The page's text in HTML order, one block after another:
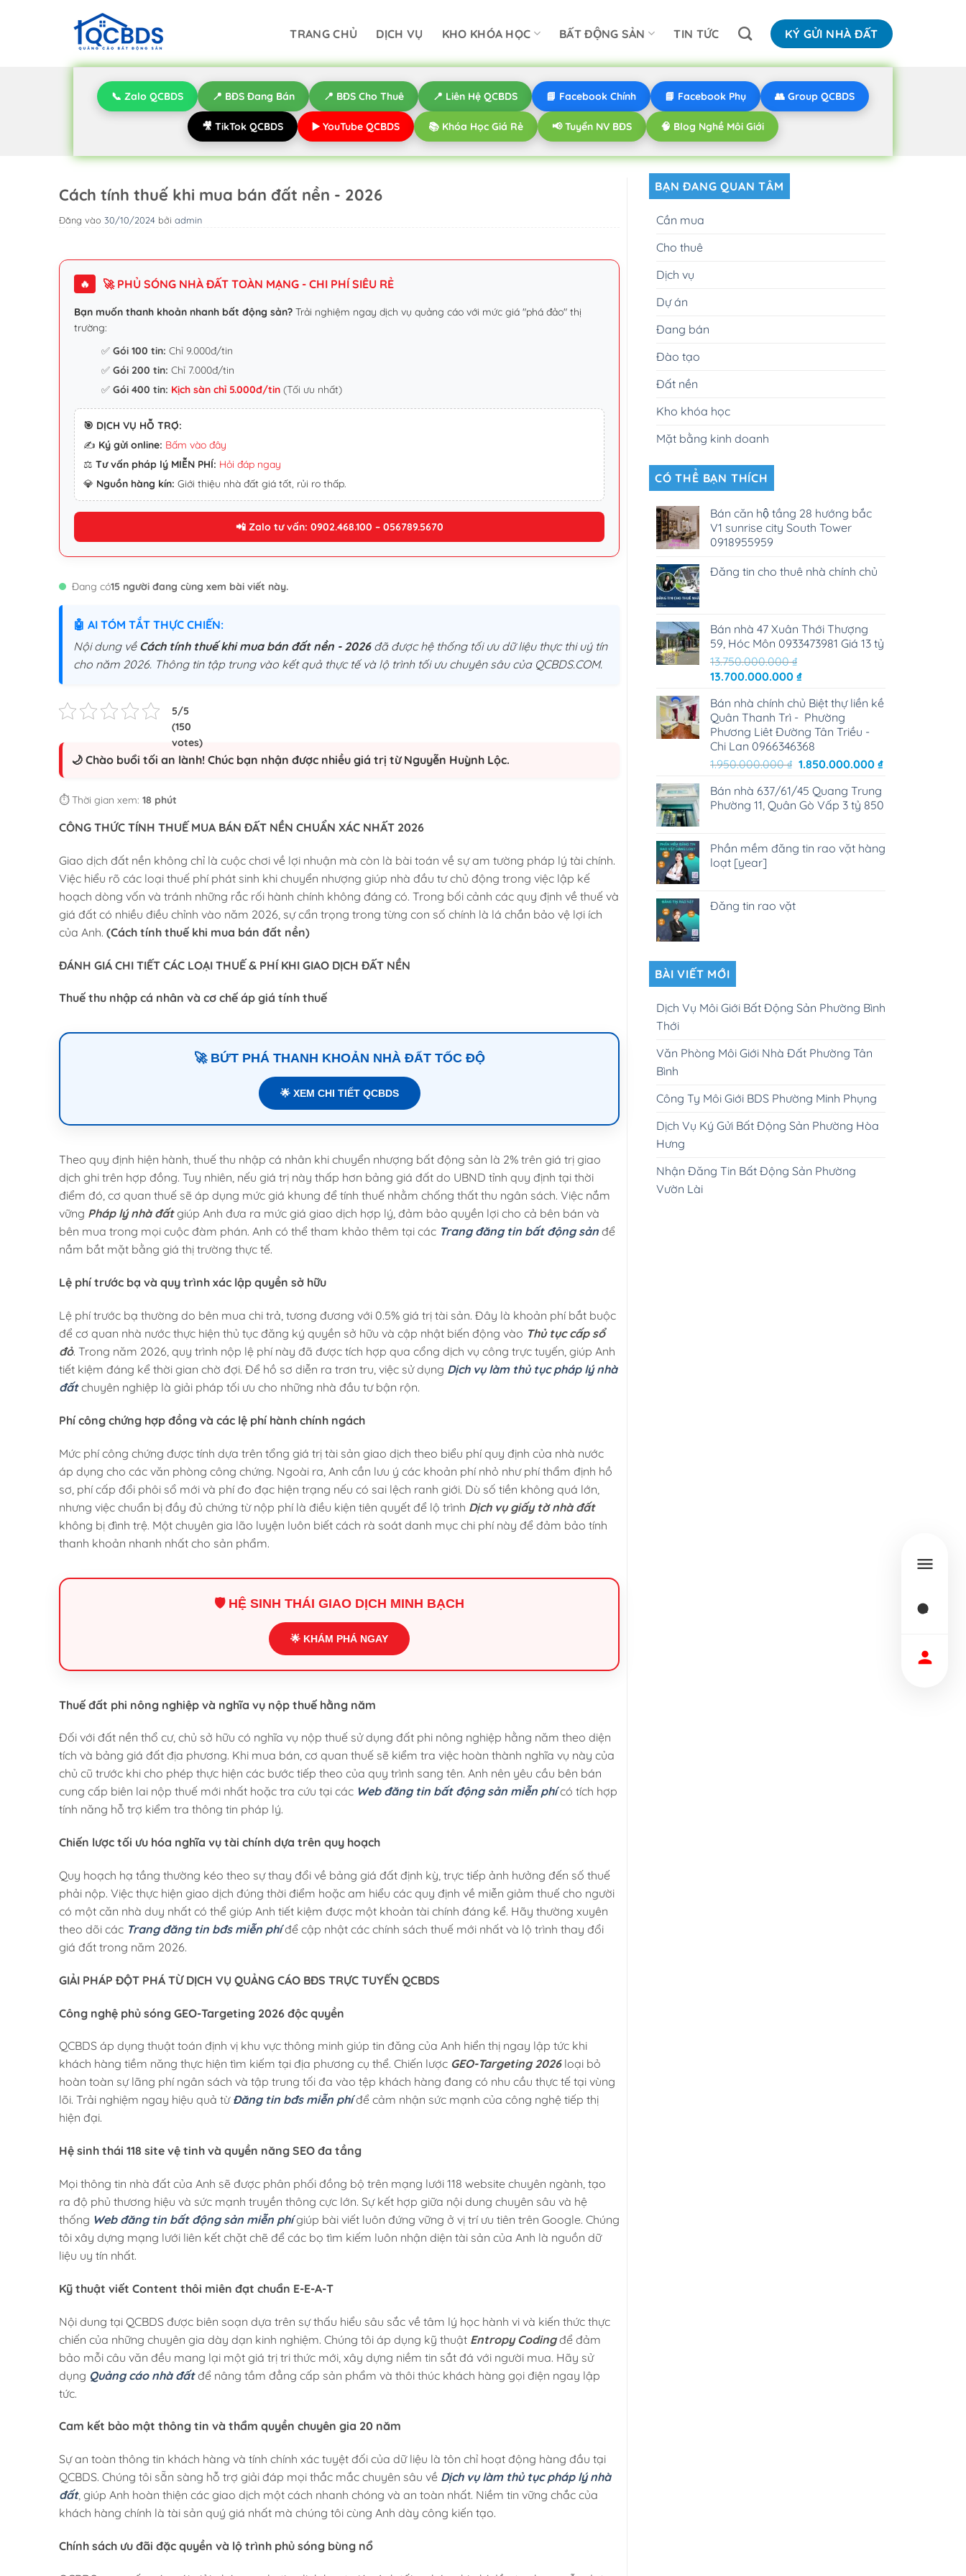
TRANG CHỦ DỊCH VỤ KHO KHÓA HỌC BẤT ĐỘNG SẢN TIN TỨC KÝ GỬI NHÀ ĐẤT
📞 Zalo QCBDS 📍 BĐS Đang Bán 📍 BĐS Cho Thuê 📍 Liên Hệ QCBDS 📘 Facebook Chính 📘 Facebook Phụ 👥 Group QCBDS
🎥 TikTok QCBDS ▶️ YouTube QCBDS 📚 Khóa Học Giá Rẻ 📢 Tuyển NV BĐS 🧠 Blog Nghề Môi Giới
Cách tính thuế khi mua bán đất nền - 2026
Đăng vào 30/10/2024 bởi admin
🔥 🚀 PHỦ SÓNG NHÀ ĐẤT TOÀN MẠNG - CHI PHÍ SIÊU RẺ
Bạn muốn thanh khoản nhanh bất động sản? Trải nghiệm ngay dịch vụ quảng cáo với mức giá "phá đảo" thị
trường:
✅Gói 100 tin: Chỉ 9.000đ/tin
✅Gói 200 tin: Chỉ 7.000đ/tin
✅Gói 400 tin: Kịch sàn chỉ 5.000đ/tin (Tối ưu nhất)
🎯 DỊCH VỤ HỖ TRỢ:
✍️ Ký gửi online: Bấm vào đây
⚖️ Tư vấn pháp lý MIỄN PHÍ: Hỏi đáp ngay
💎 Nguồn hàng kín: Giới thiệu nhà đất giá tốt, rủi ro thấp.
📲 Zalo tư vấn: 0902.468.100 – 056789.5670
Đang có15 người đang cùng xem bài viết này.
🤖 AI TÓM TẮT THỰC CHIẾN:
Nội dung về Cách tính thuế khi mua bán đất nền - 2026đã được hệ thống tối ưu dữ liệu thực thi uý tín
cho năm 2026. Thông tin tập trung vào kết quả thực tế và lộ trình tối ưu chuyên sâu của QCBDS.COM.
🌙 Chào buổi tối an lành! Chúc bạn nhận được nhiều giá trị từ Nguyễn Huỳnh Lộc.
⏱️ Thời gian xem: 18 phút
CÔNG THỨC TÍNH THUẾ MUA BÁN ĐẤT NỀN CHUẨN XÁC NHẤT 2026
Giao dịch đất nền không chỉ là cuộc chơi về lợi nhuận mà còn là bài toán về sự am tường pháp lý tài chính.
Việc hiểu rõ các loại thuế phí phát sinh khi chuyển nhượng giúp nhà đầu tư chủ động trong việc lập kế
hoạch dòng vốn và tránh những rắc rối hành chính không đáng có. Trong bối cảnh các quy định về thuế và
giá đất có nhiều điều chỉnh vào năm 2026, sự cẩn trọng trong từng con số chính là lá chắn bảo vệ lợi ích
của Anh. (Cách tính thuế khi mua bán đất nền)
ĐÁNH GIÁ CHI TIẾT CÁC LOẠI THUẾ & PHÍ KHI GIAO DỊCH ĐẤT NỀN
Thuế thu nhập cá nhân và cơ chế áp giá tính thuế
🚀 BỨT PHÁ THANH KHOẢN NHÀ ĐẤT TỐC ĐỘ
🌟 XEM CHI TIẾT QCBDS
Theo quy định hiện hành, thuế thu nhập cá nhân khi chuyển nhượng bất động sản là 2% trên giá trị giao
dịch ghi trên hợp đồng. Tuy nhiên, nếu giá trị này thấp hơn bảng giá đất do UBND tỉnh quy định tại thời
điểm đó, cơ quan thuế sẽ áp dụng mức giá khung để tính thuế nhằm chống thất thu ngân sách. Việc nắm
vững Pháp lý nhà đấtgiúp Anh đưa ra mức giá giao dịch hợp lý, đảm bảo quyền lợi cho cả bên bán và
bên mua trong mọi cuộc đàm phán. Anh có thể tham khảo thêm tại các Trang đăng tin bất động sản để
nắm bắt mặt bằng giá thị trường thực tế.
Lệ phí trước bạ và quy trình xác lập quyền sở hữu
Lệ phí trước bạ thường do bên mua chi trả, tương đương với 0.5% giá trị tài sản. Đây là khoản phí bắt buộc
để cơ quan nhà nước thực hiện thủ tục đăng ký quyền sở hữu và cập nhật biến động vào Thủ tục cấp sổ
đỏ. Trong năm 2026, quy trình nộp lệ phí này đã được tích hợp qua cổng dịch vụ công trực tuyến, giúp Anh
tiết kiệm đáng kể thời gian chờ đợi. Để hồ sơ diễn ra trơn tru, việc sử dụng Dịch vụ làm thủ tục pháp lý nhà
đấtchuyên nghiệp là giải pháp tối ưu cho những nhà đầu tư bận rộn.
Phí công chứng hợp đồng và các lệ phí hành chính ngách
Mức phí công chứng được tính dựa trên tổng giá trị tài sản giao dịch theo biểu phí quy định của nhà nước
áp dụng cho các văn phòng công chứng. Ngoài ra, Anh cần lưu ý các khoản phí nhỏ như phí thẩm định hồ
sơ, phí cấp đổi phôi sổ mới và phí đo đạc hiện trạng nếu có sai lệch ranh giới. Dù số tiền không quá lớn,
nhưng việc chuẩn bị đầy đủ chứng từ nộp phí là điều kiện tiên quyết để lộ trình Dịch vụ giấy tờ nhà đất
không bị đình trệ. Một chuyên gia lão luyện luôn biết cách rà soát danh mục chi phí này để đảm bảo tính
thanh khoản nhanh nhất cho sản phẩm.
🛡️ HỆ SINH THÁI GIAO DỊCH MINH BẠCH
🌟 KHÁM PHÁ NGAY
Thuế đất phi nông nghiệp và nghĩa vụ nộp thuế hằng năm
Đối với đất nền thổ cư, chủ sở hữu có nghĩa vụ nộp thuế sử dụng đất phi nông nghiệp hằng năm theo diện
tích và bảng giá đất địa phương. Khi mua bán, cơ quan thuế sẽ kiểm tra việc hoàn thành nghĩa vụ này của
chủ cũ trước khi cho phép thực hiện các bước tiếp theo của quy trình sang tên. Anh nên yêu cầu bên bán
cung cấp biên lai nộp thuế mới nhất hoặc tra cứu tại các Web đăng tin bất động sản miễn phícó tích hợp
tính năng hỗ trợ kiểm tra thông tin pháp lý.
Chiến lược tối ưu hóa nghĩa vụ tài chính dựa trên quy hoạch
Quy hoạch hạ tầng thường kéo theo sự thay đổi về bảng giá đất định kỳ, trực tiếp ảnh hưởng đến số thuế
phải nộp. Việc thực hiện giao dịch đúng thời điểm hoặc am hiểu các quy định về miễn giảm thuế cho người
có một căn nhà duy nhất có thể giúp Anh tiết kiệm được một khoản tài chính đáng kể. Hãy thường xuyên
theo dõi các Trang đăng tin bđs miễn phíđể cập nhật các chính sách thuế mới nhất và lộ trình thay đổi
giá đất trong năm 2026.
GIẢI PHÁP ĐỘT PHÁ TỪ DỊCH VỤ QUẢNG CÁO BĐS TRỰC TUYẾN QCBDS
Công nghệ phủ sóng GEO-Targeting 2026 độc quyền
QCBDS áp dụng thuật toán định vị khu vực thông minh giúp tin đăng của Anh hiển thị ngay lập tức khi
khách hàng tiềm năng thực hiện tìm kiếm tại địa phương cụ thể. Chiến lược GEO-Targeting 2026loại bỏ
hoàn toàn sự lãng phí ngân sách và tập trung tối đa vào tệp khách hàng đang có nhu cầu thực tế tại vùng
lõi. Trải nghiệm ngay hiệu quả từ Đăng tin bđs miễn phíđể cảm nhận sức mạnh của công nghệ tiếp thị
hiện đại.
Hệ sinh thái 118 site vệ tinh và quyền năng SEO đa tầng
Mọi thông tin nhà đất của Anh sẽ được phân phối đồng bộ trên mạng lưới 118 website chuyên ngành, tạo
ra độ phủ thương hiệu và sức mạnh truyền thông cực lớn. Sự kết hợp giữa nội dung chuyên sâu và hệ
thống Web đăng tin bất động sản miễn phígiúp bài viết luôn đứng vững ở vị trí ưu tiên trên Google. Chúng
tôi xây dựng mạng lưới liên kết chặt chẽ để các bọ tìm kiếm luôn nhận diện tài sản của Anh là nguồn dữ
liệu uy tín nhất.
Kỹ thuật viết Content thôi miên đạt chuẩn E-E-A-T
Nội dung tại QCBDS được biên soạn dựa trên sự thấu hiểu sâu sắc về tâm lý học hành vi và kiến thức thực
chiến của những chuyên gia dày dạn kinh nghiệm. Chúng tôi áp dụng kỹ thuật Entropy Codingđể đảm
bảo mỗi câu văn đều mang lại một giá trị tri thức mới, xây dựng niềm tin sắt đá với người mua. Hãy sử
dụng Quảng cáo nhà đấtđể nâng tầm đẳng cấp sản phẩm và thôi thúc khách hàng gọi điện ngay lập
tức.
Cam kết bảo mật thông tin và thẩm quyền chuyên gia 20 năm
Sự an toàn thông tin khách hàng và tính chính xác tuyệt đối của dữ liệu là tôn chỉ hoạt động hàng đầu tại
QCBDS. Chúng tôi sẵn sàng hỗ trợ giải đáp mọi thắc mắc chuyên sâu về Dịch vụ làm thủ tục pháp lý nhà
đất, giúp Anh hoàn thiện các giao dịch một cách nhanh chóng và an toàn nhất. Niềm tin vững chắc của
khách hàng chính là tài sản quý giá nhất mà chúng tôi cùng Anh dày công kiến tạo.
Chính sách ưu đãi đặc quyền và lộ trình phủ sóng bùng nổ
BẠN ĐANG QUAN TÂM
Cần mua
Cho thuê
Dịch vụ
Dự án
Đang bán
Đào tạo
Đất nền
Kho khóa học
Mặt bằng kinh doanh
CÓ THỂ BẠN THÍCH
Bán căn hộ tầng 28 hướng bắc
V1 sunrise city South Tower
0918955959
Đăng tin cho thuê nhà chính chủ
Bán nhà 47 Xuân Thới Thượng
59, Hóc Môn 0933473981 Giá 13 tỷ
13.750.000.000₫
Giá
là:
13.750.000.000 ₫.
13.700.000.000 ₫Giá
tại
là:
13.700.000.000 ₫.
Bán nhà chính chủ Biệt thự liền kề
Quân Thanh Trì - Phường
Phương Liêt Đường Tân Triều -
Chi Lan 0966346368
1.950.000.000₫ Giá
là:
1.950.000.000 ₫.
1.850.000.000 ₫Giá
là:
Bán nhà 637/61/45 Quang Trung
Phường 11, Quân Gò Vấp 3 tỷ 850
Phần mềm đăng tin rao vặt hàng
loạt [year]
Đăng tin rao vặt
BÀI VIẾT MỚI
Dịch Vụ Môi Giới Bất Động Sản Phường Bình
Thới
Văn Phòng Môi Giới Nhà Đất Phường Tân
Bình
Công Ty Môi Giới BDS Phường Minh Phụng
Dịch Vụ Ký Gửi Bất Động Sản Phường Hòa
Hưng
Nhận Đăng Tin Bất Động Sản Phường
Vườn Lài